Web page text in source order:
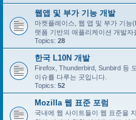
웹앱 및 부가 기능 개발
마켓플레이스, 웹 앱 및 부가 기능
랫폼 기반의 애플리케이션 개발자
Topics: 28
한국 L10N 개발
Firefox, Thunderbird, Sunbird 등
이슈를 다루는 곳입니다.
Topics: 52
Mozilla 웹 표준 포럼
국내에 웹 사이트들이 웹 표준을